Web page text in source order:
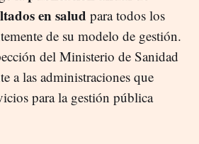
en salud para todos los
de su modelo de gestión.
del Ministerio de Sanidad
a las administraciones que
para la gestión pública